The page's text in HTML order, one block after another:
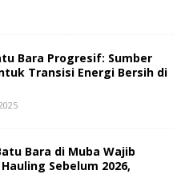
Bara Progresif: Sumber
Transisi Energi Bersih di
Bara di Muba Wajib
Sebelum 2026,